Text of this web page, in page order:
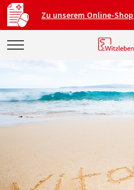
Zu unserem Online-Shop